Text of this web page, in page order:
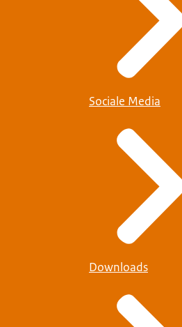
Sociale Media
Downloads